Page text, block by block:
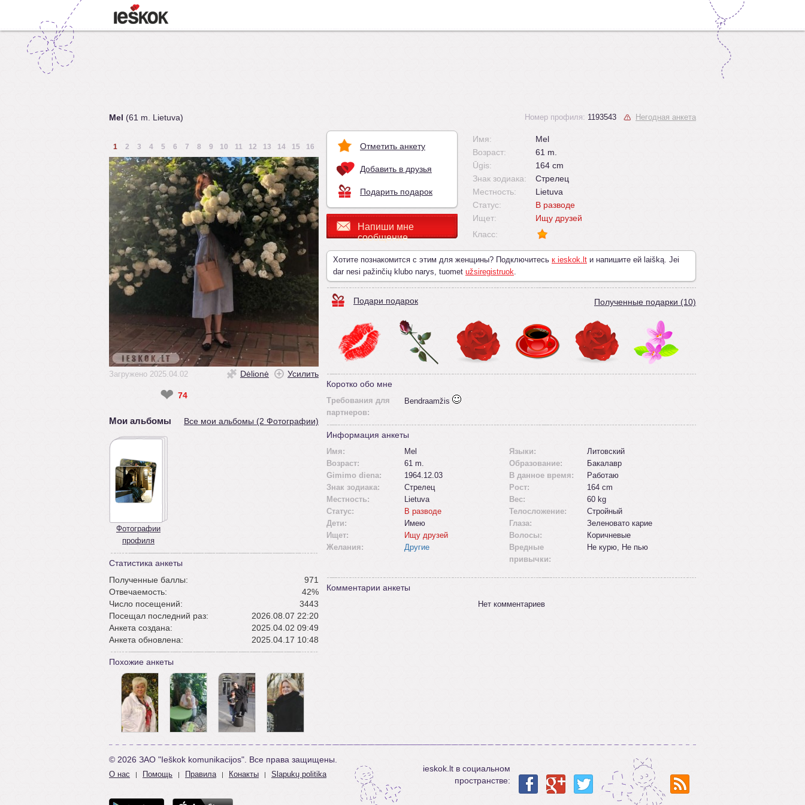
Mel (61 m. Lietuva)
1 2 3 4 5 6 7 8 9 10 11 12 13 14 15 16
Загружено 2025.04.02 Dėlionė Усилить
❤ 74
Мои альбомы Все мои альбомы (2 Фотографии)
Фотографии
профиля
Статистика анкеты
Полученные баллы:
971
Отвечаемость:
42%
Число посещений:
3443
Посещал последний раз:
2026.08.07 22:20
Анкета создана:
2025.04.02 09:49
Анкета обновлена:
2025.04.17 10:48
Похожие анкеты
Отметить анкету
Добавить в друзья
Подарить подарок
Напиши мне
сообщение
Номер профиля: 1193543 Негодная анкета
Имя:
Mel
Возраст:
61 m.
Ūgis:
164 cm
Знак зодиака:
Стрелец
Местность:
Lietuva
Статус:
В разводе
Ищет:
Ищу друзей
Класс:
Хотите познакомится с этим для женщины? Подключитесь к ieskok.lt и напишите ей laišką. Jei
dar nesi pažinčių klubo narys, tuomet užsiregistruok.
Подари подарок Полученные подарки (10)
Коротко обо мне
Требования для
партнеров:
Bendraamžis
Информация анкеты
Имя:
Mel
Возраст:
61 m.
Gimimo diena:
1964.12.03
Знак зодиака:
Стрелец
Местность:
Lietuva
Статус:
В разводе
Дети:
Имею
Ищет:
Ищу друзей
Желания:
Другие
Языки:
Литовский
Образование:
Бакалавр
В данное время:
Работаю
Рост:
164 cm
Вес:
60 kg
Телосложение:
Стройный
Глаза:
Зеленовато карие
Волосы:
Коричневые
Вредные
привычки:
Не курю, Не пью
Комментарии анкеты
Нет комментариев
© 2026 ЗАО "Ieškok komunikacijos". Все права защищены.
О нас | Помощь | Правила | Конакты | Slapukų politika
ieskok.lt в социальном
пространстве: